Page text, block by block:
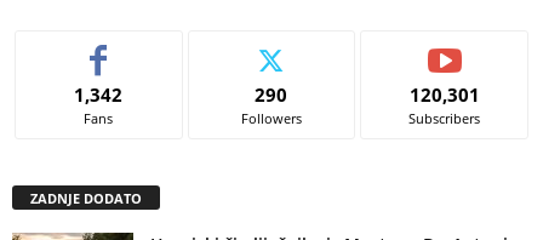
1,342
Fans
290
Followers
120,301
Subscribers
ZADNJE DODATO